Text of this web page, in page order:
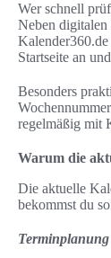
Wer schnell
Neben
Startseite an
Besonders
regelmäßig mit
Warum die
Die aktuelle
bekommst du